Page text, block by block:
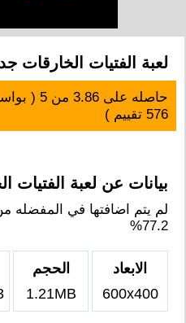
لعبة الفتيات الخارقات
حاصله على3.86 من5
(
576 تقييم )
بيانات عن لعبة الفتيات
لم يتم اضافتها في المفضله
77.2%
الابعاد
600x400
الحجم
1.21MB